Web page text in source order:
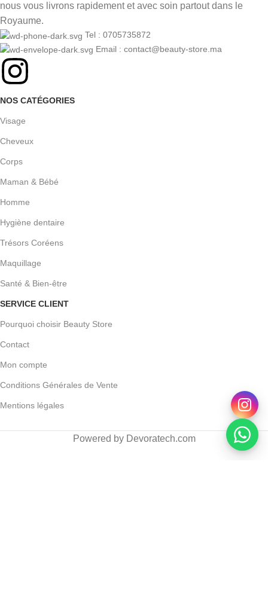
nous vous livrons rapidement et avec soin partout dans le
Royaume.
Tel : 0705735872
Email : contact@beauty-store.ma
NOS CATÉGORIES
Visage
Cheveux
Corps
Maman & Bébé
Homme
Hygiène dentaire
Trésors Coréens
Maquillage
Santé & Bien-être
SERVICE CLIENT
Pourquoi choisir Beauty Store
Contact
Mon compte
Conditions Générales de Vente
Mentions légales
Powered by Devoratech.com
📍 Tanger : Livraison gratuite | 🚚